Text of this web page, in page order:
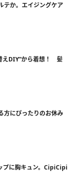
テか。エイジングケア
えDIY”から着想！ 髪
方にぴったりのお休み
プに胸キュン。CipiCipi